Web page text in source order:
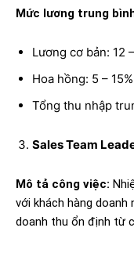
Mức lương trung
Lương cơ bản: 12
Hoa hồng: 5 –
Tổng thu nhập
Sales Team
Mô tả công việc:
với khách hàng doanh
doanh thu ổn định từ